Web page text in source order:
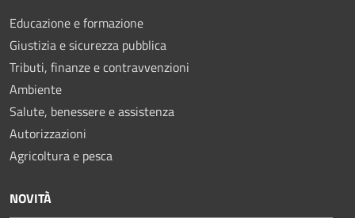
Educazione e formazione
Giustizia e sicurezza pubblica
Tributi, finanze e contravvenzioni
Ambiente
Salute, benessere e assistenza
Autorizzazioni
Agricoltura e pesca
NOVITÀ